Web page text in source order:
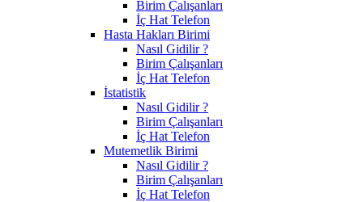
Birim Çalışanları
İç Hat Telefon
Hasta Hakları Birimi
Nasıl Gidilir ?
Birim Çalışanları
İç Hat Telefon
İstatistik
Nasıl Gidilir ?
Birim Çalışanları
İç Hat Telefon
Mutemetlik Birimi
Nasıl Gidilir ?
Birim Çalışanları
İç Hat Telefon